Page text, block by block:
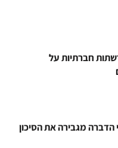
חברתיות על
מגבירה את הסיכון